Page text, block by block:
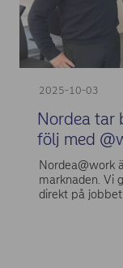
2025-10-03
Nordea tar
följ med
Nordea@work
marknaden. Vi
direkt på